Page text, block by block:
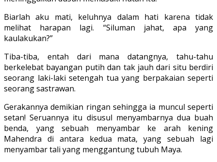
Biarlah aku mati, keluhnya dalam hati karena tidak
melihat harapan lagi. “Siluman jahat, apa yang
kaulakukan?”
Tiba-tiba, entah dari mana datangnya, tahu-tahu
berkelebat bayangan putih dan tak jauh dari situ berdiri
seorang laki-laki setengah tua yang berpakaian seperti
seorang sastrawan.
Gerakannya demikian ringan sehingga ia muncul seperti
setan! Seruannya itu disusul menyambarnya dua buah
benda, yang sebuah menyambar ke arah kening
Mahendra di antara kedua mata, yang sebuah lagi
menyambar tali yang menggantung tubuh Maya.